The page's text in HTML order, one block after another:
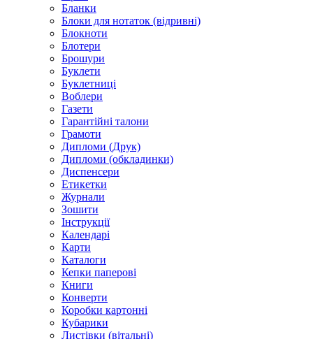
Бланки
Блоки для нотаток (відривні)
Блокноти
Блотери
Брошури
Буклети
Буклетниці
Воблери
Газети
Гарантійні талони
Грамоти
Дипломи (Друк)
Дипломи (обкладинки)
Диспенсери
Етикетки
Журнали
Зошити
Інструкції
Календарі
Карти
Каталоги
Кепки паперові
Книги
Конверти
Коробки картонні
Кубарики
Листівки (вітальні)